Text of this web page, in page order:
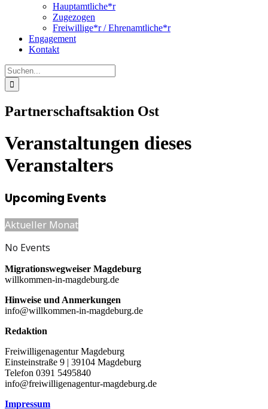
Hauptamtliche*r
Zugezogen
Freiwillige*r / Ehrenamtliche*r
Engagement
Kontakt
Suche
nach:
Partnerschaftsaktion Ost
Veranstaltungen dieses
Veranstalters
Upcoming Events
Aktueller Monat
No Events
Migrationswegweiser Magdeburg
willkommen-in-magdeburg.de
Hinweise und Anmerkungen
info@willkommen-in-magdeburg.de
Redaktion
Freiwilligenagentur Magdeburg
Einsteinstraße 9 | 39104 Magdeburg
Telefon 0391 5495840
info@freiwilligenagentur-magdeburg.de
Impressum